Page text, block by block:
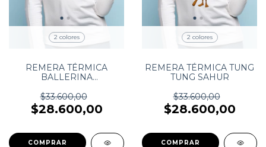
2 colores
REMERA TÉRMICA
BALLERINA
$33.600,00
$28.600,00
COMPRAR
2 colores
REMERA TÉRMICA TUNG
TUNG SAHUR
$33.600,00
$28.600,00
COMPRAR